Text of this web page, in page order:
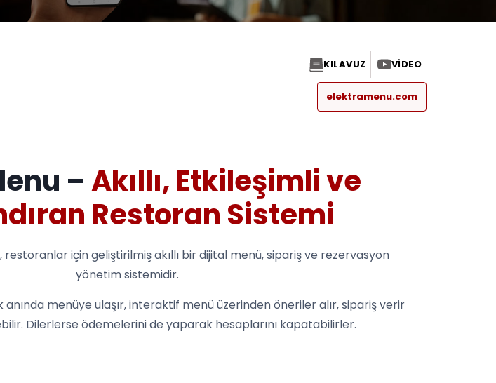
KILAVUZ VIDEO
elektramenu.com
–Akıllı, Etkileşimli ve
Restoran Sistemi
için geliştirilmiş akıllı bir dijital menü, sipariş ve rezervasyon
yönetim sistemidir.
menüye ulaşır, interaktif menü üzerinden öneriler alır, sipariş verir
Dilerlerse ödemelerini de yaparak hesaplarını kapatabilirler.